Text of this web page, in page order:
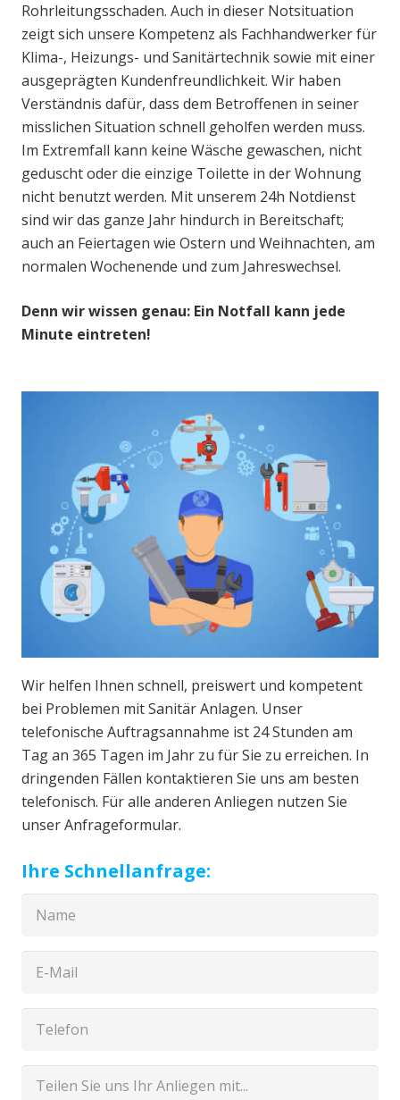
Rohrleitungsschaden. Auch in dieser Notsituation
zeigt sich unsere Kompetenz als Fachhandwerker für
Klima-, Heizungs- und Sanitärtechnik sowie mit einer
ausgeprägten Kundenfreundlichkeit. Wir haben
Verständnis dafür, dass dem Betroffenen in seiner
misslichen Situation schnell geholfen werden muss.
Im Extremfall kann keine Wäsche gewaschen, nicht
geduscht oder die einzige Toilette in der Wohnung
nicht benutzt werden. Mit unserem 24h Notdienst
sind wir das ganze Jahr hindurch in Bereitschaft;
auch an Feiertagen wie Ostern und Weihnachten, am
normalen Wochenende und zum Jahreswechsel.
Denn wir wissen genau: Ein Notfall kann jede
Minute eintreten!
Wir helfen Ihnen schnell, preiswert und kompetent
bei Problemen mit Sanitär Anlagen. Unser
telefonische Auftragsannahme ist 24 Stunden am
Tag an 365 Tagen im Jahr zu für Sie zu erreichen. In
dringenden Fällen kontaktieren Sie uns am besten
telefonisch. Für alle anderen Anliegen nutzen Sie
unser Anfrageformular.
Ihre Schnellanfrage: